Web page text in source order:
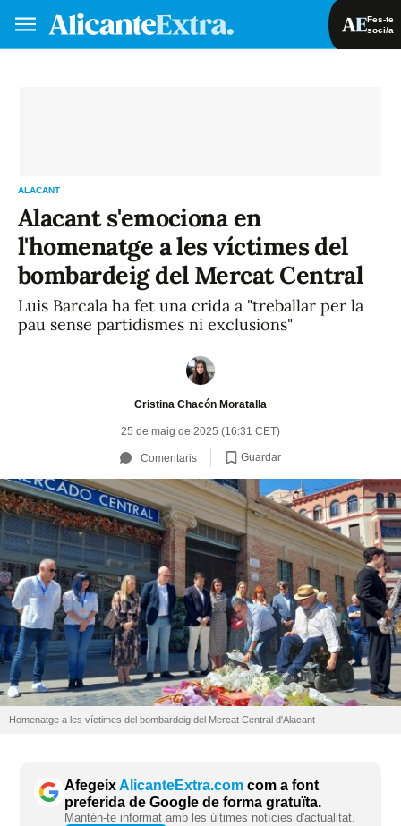
Fes-te
soci/a
ALACANT
Alacant s'emociona en
l'homenatge a les víctimes del
bombardeig del Mercat Central
Luis Barcala ha fet una crida a "treballar per la
pau sense partidismes ni exclusions"
Cristina Chacón Moratalla
25 de maig de 2025 (16:31 CET)
Comentaris Guardar
Homenatge a les víctimes del bombardeig del Mercat Central d'Alacant
AfegeixAlicanteExtra.com com a font
preferida de Google de forma gratuïta.
Mantén-te informat amb les últimes notícies d'actualitat.